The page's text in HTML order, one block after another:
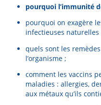
pourquoi l’immunité
pourquoi on exagère
infectieuses naturelles
quels sont les
l’organisme ;
comment les vaccins
maladies : allergies,
aux métaux qu’ils